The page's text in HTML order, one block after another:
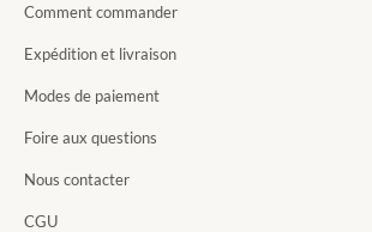
Comment commander
Expédition et livraison
Modes de paiement
Foire aux questions
Nous contacter
CGU